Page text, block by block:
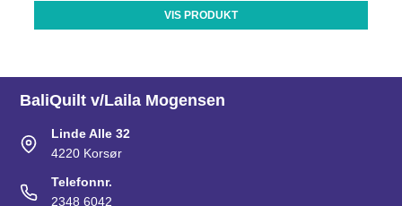
VIS PRODUKT
BaliQuilt v/Laila Mogensen
Linde Alle 32
4220 Korsør
Telefonnr.
2348 6042